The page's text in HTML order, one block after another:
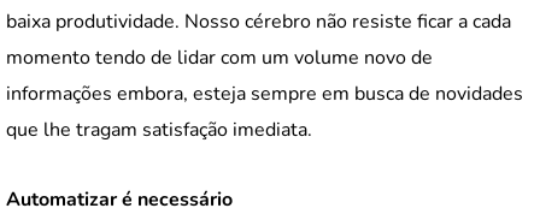
baixa produtividade. Nosso cérebro não resiste ficar a cada
momento tendo de lidar com um volume novo de
informações embora, esteja sempre em busca de novidades
que lhe tragam satisfação imediata.
Automatizar é necessário